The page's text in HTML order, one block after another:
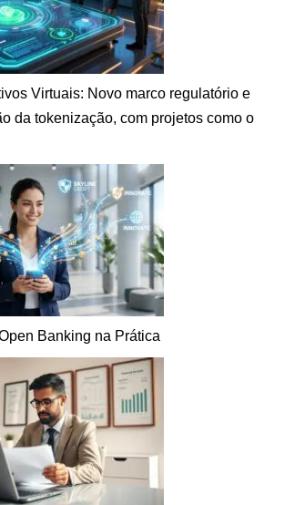
Virtuais: Novo marco regulatório e
da tokenização, com projetos como o
Banking na Prática